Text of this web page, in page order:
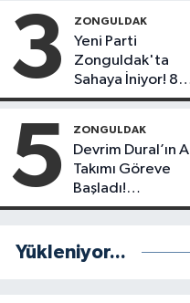
Potansiyeline Sahip
İlk 3 İsim!
3 ZONGULDAK
Yeni Parti
Zonguldak'ta
Sahaya İniyor! 8
İlçede Kurucu
Göreve Başladı
5 ZONGULDAK
Devrim Dural’ın A
Takımı Göreve
Başladı!
Yönetimde
Yükleniyor...